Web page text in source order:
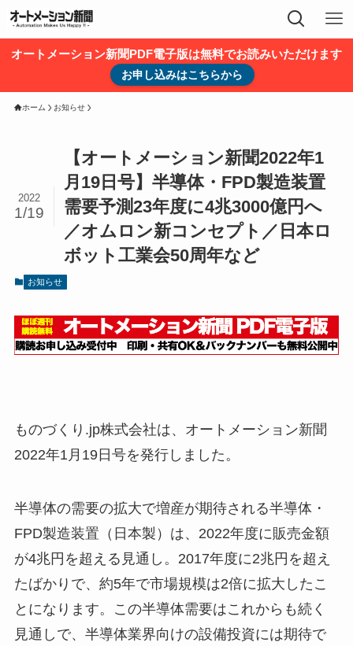
オートメーション新聞PDF電子版は無料でお読みいただけます
お申し込みはこちらから
ホーム お知らせ
【オートメーション新聞2022年1
月19日号】半導体・FPD製造装置
需要予測23年度に4兆3000億円へ
／オムロン新コンセプト／日本ロ
ボット工業会50周年など
2022
1/19
お知らせ
ものづくり.jp株式会社は、オートメーション新聞
2022年1月19日号を発行しました。
半導体の需要の拡大で増産が期待される半導体・
FPD製造装置（日本製）は、2022年度に販売金額
が4兆円を超える見通し。2017年度に2兆円を超え
たばかりで、約5年で市場規模は2倍に拡大したこ
とになります。この半導体需要はこれからも続く
見通しで、半導体業界向けの設備投資には期待で